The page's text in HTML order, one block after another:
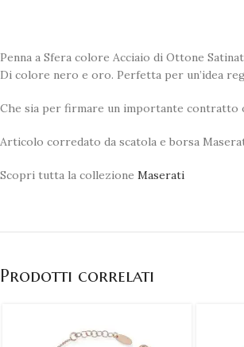
Penna a Sfera colore Acciaio di Ottone
Di colore nero e oro. Perfetta per un’idea
Che sia per firmare un importante contratto
Articolo corredato da scatola e borsa
Scopri tutta la collezione Maserati
Prodotti correlati